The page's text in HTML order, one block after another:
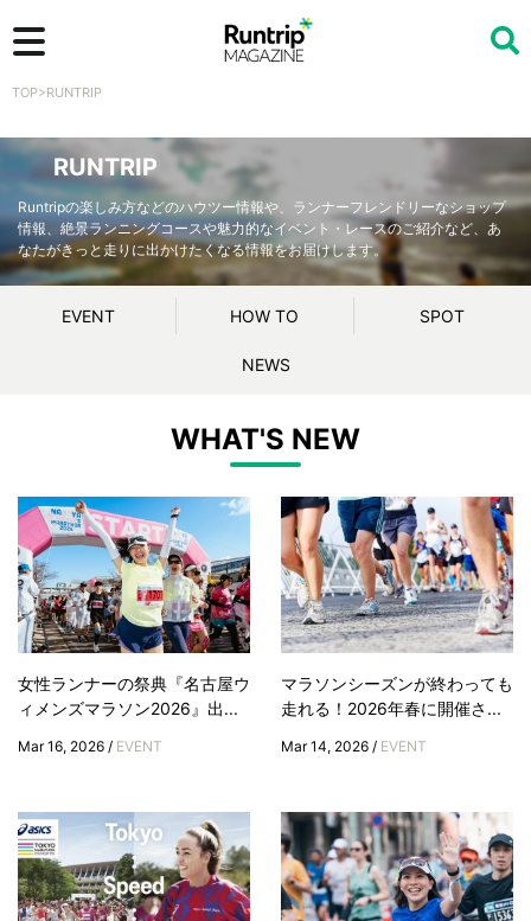
TOP>RUNTRIP
RUNTRIP
Runtripの楽しみ方などのハウツー情報や、ランナーフレンドリーなショップ
情報、絶景ランニングコースや魅力的なイベント・レースのご紹介など、あ
なたがきっと走りに出かけたくなる情報をお届けします。
EVENT HOW TO SPOT
NEWS
WHAT'S NEW
女性ランナーの祭典『名古屋ウ
ィメンズマラソン2026』出...
Mar 16, 2026 / EVENT
マラソンシーズンが終わっても
走れる！2026年春に開催さ...
Mar 14, 2026 / EVENT